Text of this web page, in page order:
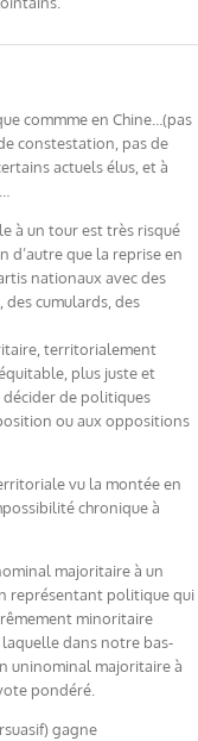
commme en Chine…(pas
constestation, pas de
actuels élus, et à
à un tour est très risqué
d’autre que la reprise en
nationaux avec des
des cumulards, des
territorialement
plus juste et
décider de politiques
ou aux oppositions
vu la montée en
chronique à
majoritaire à un
représentant politique qui
minoritaire
dans notre bas-
uninominal majoritaire à
pondéré.
gagne